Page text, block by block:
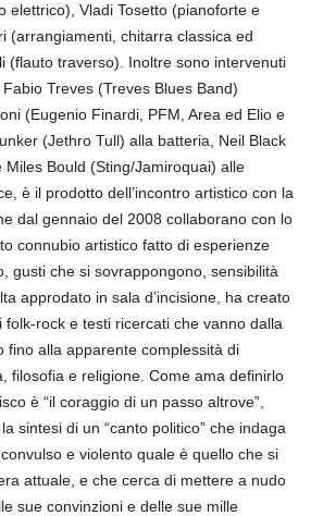
elettrico), Vladi Tosetto (pianoforte e
(arrangiamenti, chitarra classica ed
(flauto traverso). Inoltre sono intervenuti
Treves (Treves Blues Band)
(Eugenio Finardi, PFM, Area ed Elio e
(Jethro Tull) alla batteria, Neil Black
Miles Bould (Sting/Jamiroquai) alle
è il prodotto dell’incontro artistico con la
dal gennaio del 2008 collaborano con lo
connubio artistico fatto di esperienze
gusti che si sovrappongono, sensibilità
approdato in sala d’incisione, ha creato
folk-rock e testi ricercati che vanno dalla
fino alla apparente complessità di
filosofia e religione. Come ama definirlo
è “il coraggio di un passo altrove”,
sintesi di un “canto politico” che indaga
e violento quale è quello che si
attuale, e che cerca di mettere a nudo
sue convinzioni e delle sue mille